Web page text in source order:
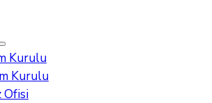
Kurulu
Kurulu
Ofisi